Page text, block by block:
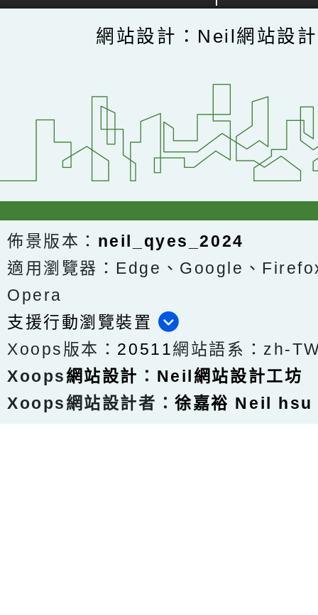
網站設計：Neil網站設
佈景版本： neil_qyes_2024
適用瀏覽器：Edge、Google、
Opera
支援行動瀏覽裝置
Xoops版本： 20511網站語系：zh-
Xoops網站設計 ： Neil網站設計工坊
Xoops網站設計者：徐嘉裕 Neil hsu